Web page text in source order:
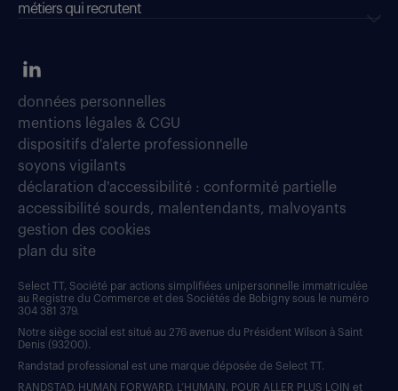
métiers qui recrutent
données personnelles
mentions légales & CGU
dispositifs d'alerte professionnelle
soyons vigilants
déclaration d'accessibilité : conformité partielle
accessibilité sourds, malentendants, malvoyants
gestion des cookies
plan du site
Select TT, Société par actions simplifiées unipersonnelle immatriculée
au Registre du Commerce et des Sociétés de Bobigny sous le numéro
304 381 379.
Notre siège social est situé au 276 avenue du Président Wilson à Saint
Denis (93200).
Randstad professional est une marque déposée de Select TT.
RANDSTAD, HUMAN FORWARD, L’HUMAIN, POUR ALLER PLUS LOIN et